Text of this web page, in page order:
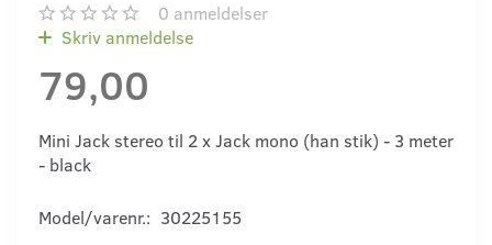
0 anmeldelser
Skriv anmeldelse
79,00
Mini Jack stereo til 2 x Jack mono (han stik) - 3 meter
- black
Model/varenr.: 30225155